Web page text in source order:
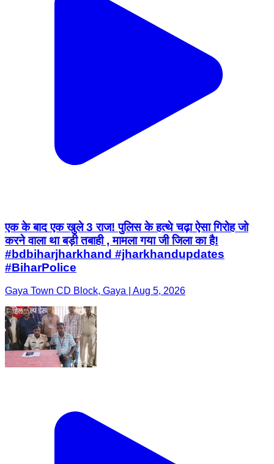
एक के बाद एक खुले 3 राज! पुलिस के हत्थे चढ़ा ऐसा गिरोह जो
करने वाला था बड़ी तबाही , मामला गया जी जिला का है!
#bdbiharjharkhand #jharkhandupdates
#BiharPolice
Gaya Town CD Block, Gaya | Aug 5, 2026